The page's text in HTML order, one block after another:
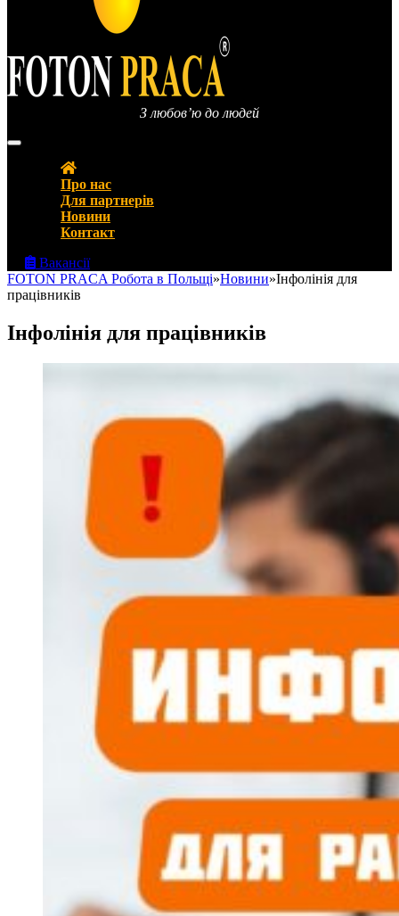
З любов’ю до людей
Про нас
Для партнерів
Новини
Контакт
Вакансії
FOTON PRACA Робота в Польщі»Новини»Інфолінія для
працівників
Інфолінія для працівників